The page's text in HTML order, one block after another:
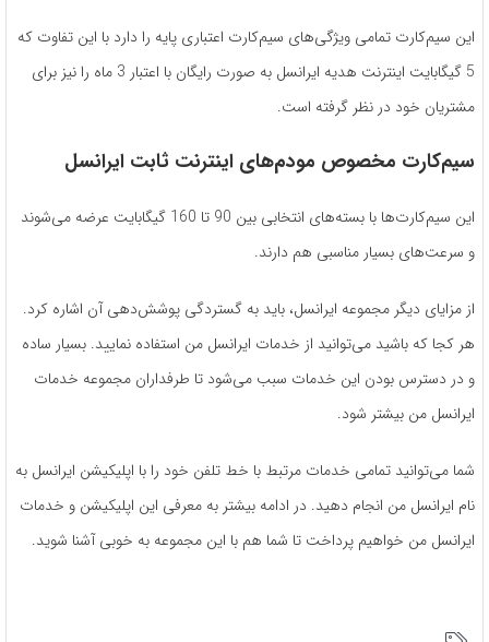
این سیم‌کارت تمامی ویژگی‌های سیم‌کارت اعتباری پایه را دارد با این تفاوت که
5 گیگابایت اینترنت هدیه ایرانسل به صورت رایگان با اعتبار 3 ماه را نیز برای
مشتریان خود در نظر گرفته است.
سیم‌کارت مخصوص مودم‌های اینترنت ثابت ایرانسل
این سیم‌کارت‌ها با بسته‌های انتخابی بین 90 تا 160 گیگابایت عرضه می‌شوند
و سرعت‌های بسیار مناسبی هم دارند.
از مزایای دیگر مجموعه ایرانسل، باید به گستردگی پوشش‌دهی آن اشاره کرد.
هر کجا که باشید می‌توانید از خدمات ایرانسل من استفاده نمایید. بسیار ساده
و در دسترس بودن این خدمات سبب می‌شود تا طرفداران مجموعه خدمات
ایرانسل من بیشتر شود.
شما می‌توانید تمامی خدمات مرتبط با خط تلفن خود را با اپلیکیشن ایرانسل به
نام ایرانسل من انجام دهید. در ادامه بیشتر به معرفی این اپلیکیشن و خدمات
ایرانسل من خواهیم پرداخت تا شما هم با این مجموعه به خوبی آشنا شوید.